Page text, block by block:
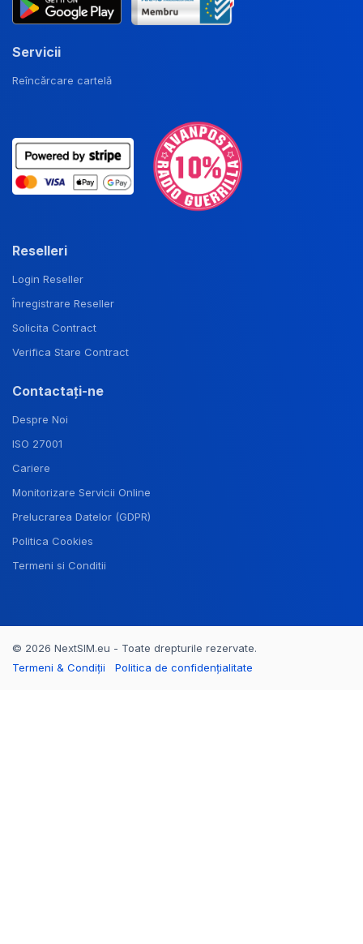
Servicii
Reîncărcare cartelă
Reselleri
Login Reseller
Înregistrare Reseller
Solicita Contract
Verifica Stare Contract
Contactați-ne
Despre Noi
ISO 27001
Cariere
Monitorizare Servicii Online
Prelucrarea Datelor (GDPR)
Politica Cookies
Termeni si Conditii
© 2026 NextSIM.eu - Toate drepturile rezervate.
Termeni & Condiții
Politica de confidențialitate